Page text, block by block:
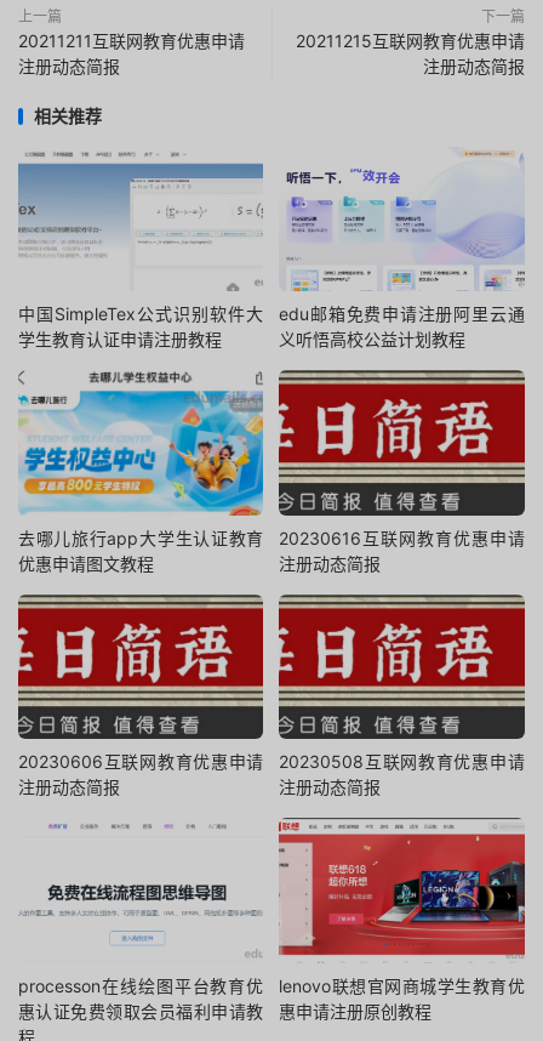
上一篇
20211211互联网教育优惠申请
注册动态简报
下一篇
20211215互联网教育优惠申请
注册动态简报
相关推荐
中国SimpleTex公式识别软件大
学生教育认证申请注册教程
edu邮箱免费申请注册阿里云通
义听悟高校公益计划教程
去哪儿旅行app大学生认证教育
优惠申请图文教程
20230616互联网教育优惠申请
注册动态简报
20230606互联网教育优惠申请
注册动态简报
20230508互联网教育优惠申请
注册动态简报
processon在线绘图平台教育优
惠认证免费领取会员福利申请教
程
lenovo联想官网商城学生教育优
惠申请注册原创教程